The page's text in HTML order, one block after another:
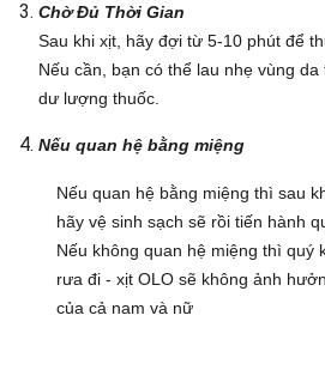
Chờ Đủ Thời Gian
Sau khi xịt, hãy đợi từ 5-10 phút để
Nếu cần, bạn có thể lau nhẹ vùng
dư lượng thuốc.
Nếu quan hệ bằng miệng
Nếu quan hệ bằng miệng thì sau
hãy vệ sinh sạch sẽ rồi tiến hành
Nếu không quan hệ miệng thì quý
rưa đi - xịt OLO sẽ không ảnh
của cả nam và nữ